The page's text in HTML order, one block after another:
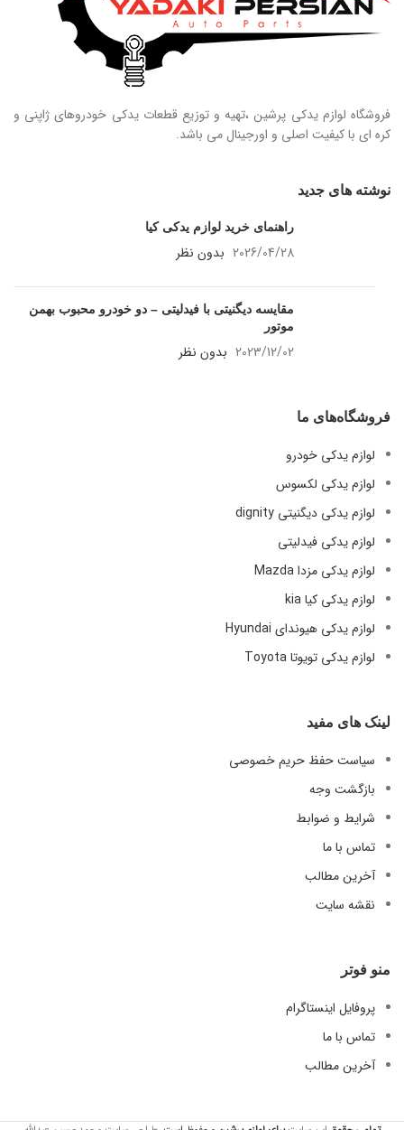
فروشگاه لوازم یدکی پرشین ،تهیه و توزیع قطعات یدکی خودروهای ژاپنی و
کره ای با کیفیت اصلی و اورجینال می باشد.
نوشته های جدید
راهنمای خرید لوازم یدکی کیا
2026/04/28 بدون نظر
مقایسه دیگنیتی با فیدلیتی – دو خودرو محبوب بهمن
موتور
2023/12/02 بدون نظر
فروشگاه‌های ما
لوازم یدکی خودرو
لوازم یدکی لکسوس
لوازم یدکی دیگنیتی dignity
لوازم یدکی فیدلیتی
لوازم یدکی مزدا Mazda
لوازم یدکی کیا kia
لوازم یدکی هیوندای Hyundai
لوازم یدکی تویوتا Toyota
لینک های مفید
سیاست حفظ حریم خصوصی
بازگشت وجه
شرایط و ضوابط
تماس با ما
آخرین مطالب
نقشه سایت
منو فوتر
پروفایل اینستاگرام
تماس با ما
آخرین مطالب